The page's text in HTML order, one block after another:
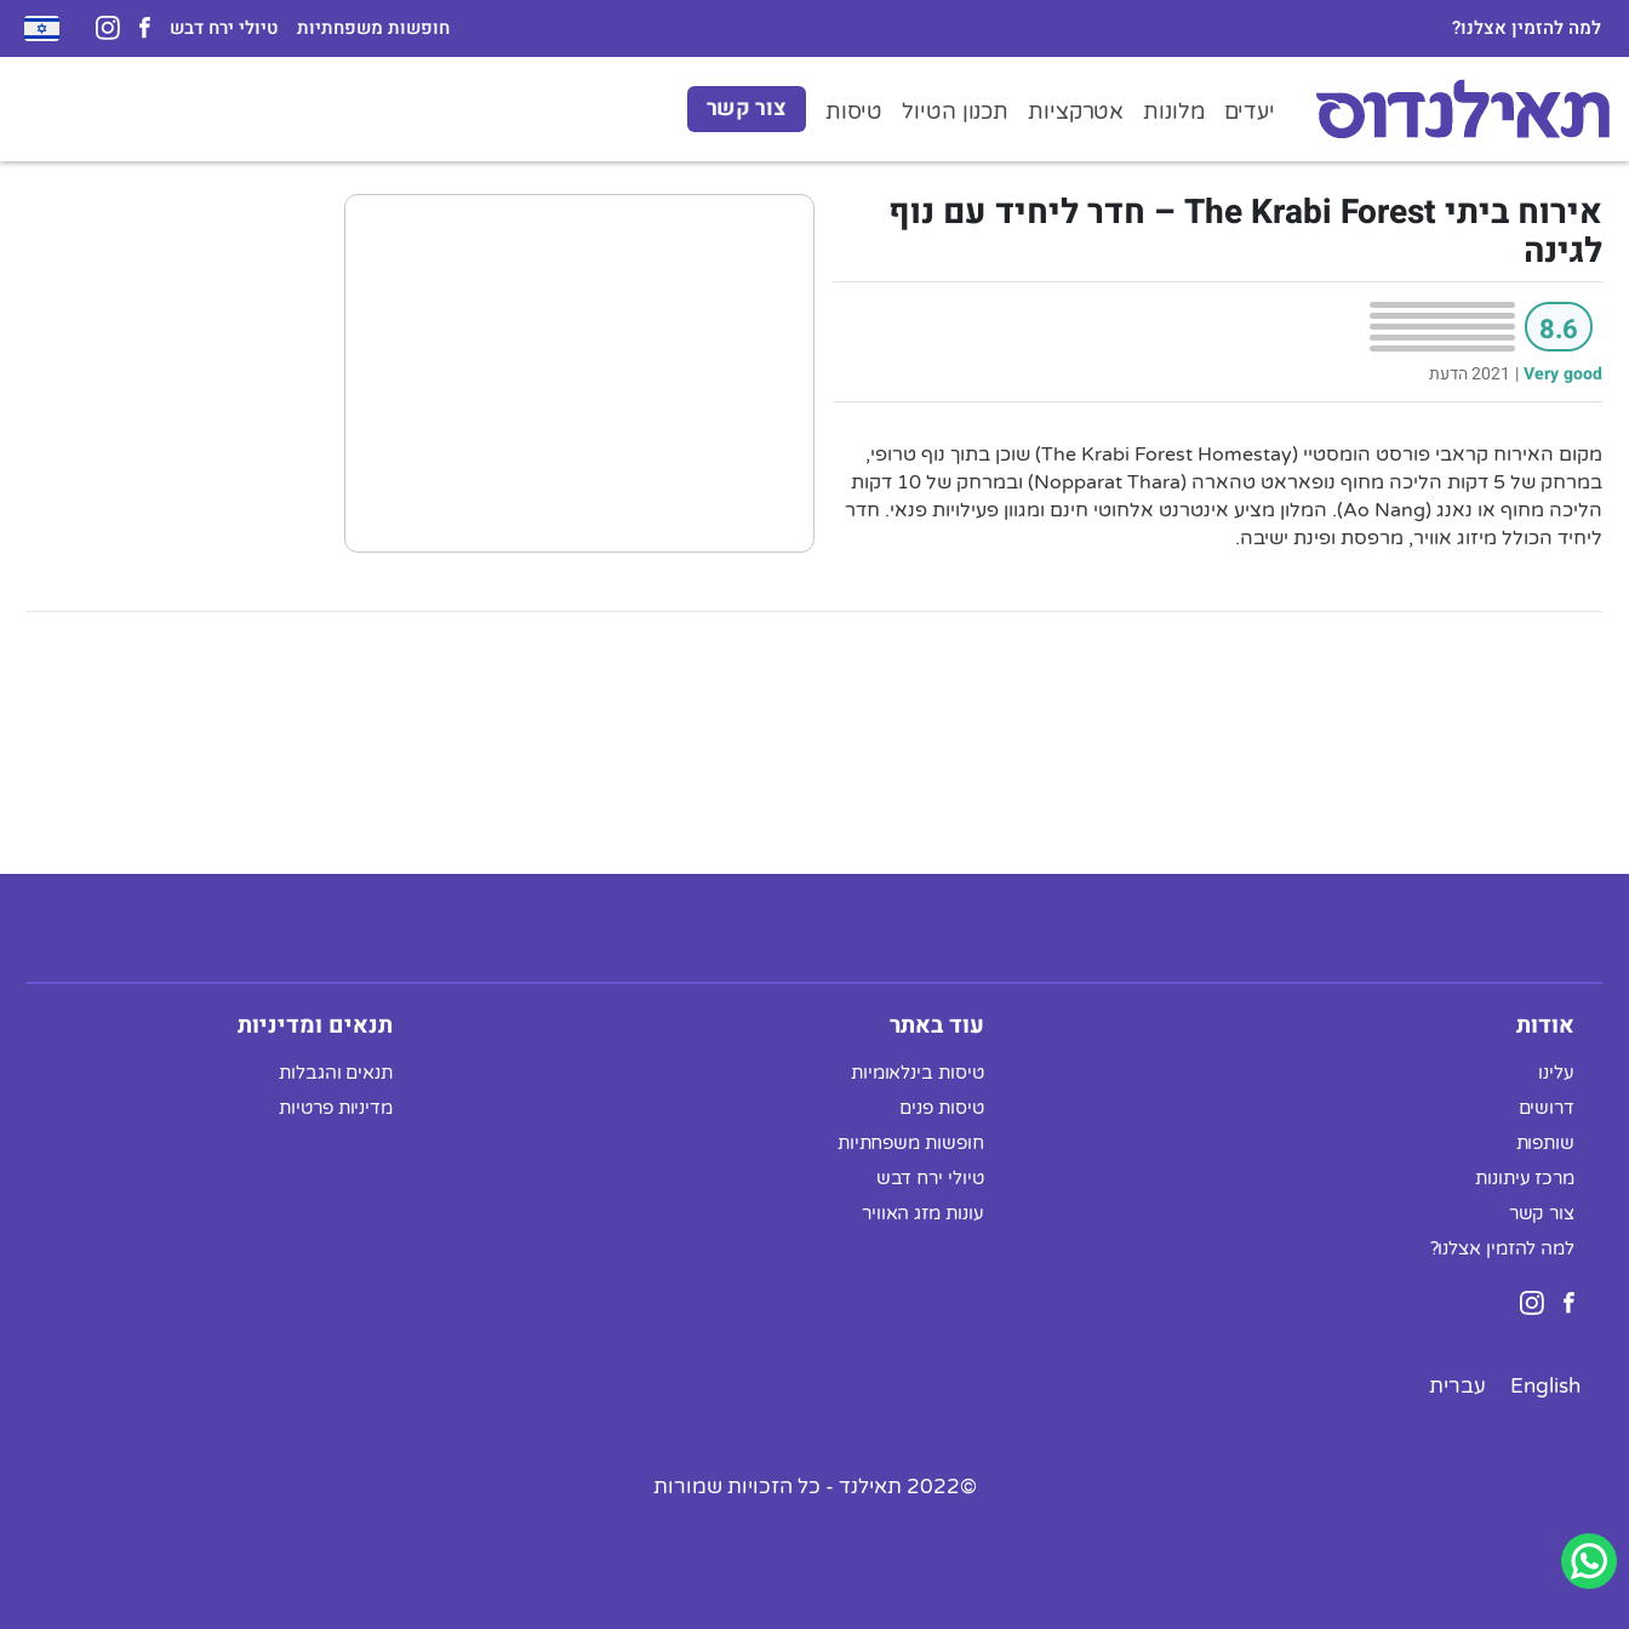
למה להזמין אצלנו? חופשות משפחתיות טיולי ירח דבש
יעדים מלונות אטרקציות תכנון הטיול טיסות צור קשר
אירוח ביתי The Krabi Forest – חדר ליחיד עם נוף
לגינה
8.6
Very good
| 2021 הדעת
מקום האירוח קראבי פורסט הומסטיי (The Krabi Forest Homestay) שוכן בתוך נוף טרופי,
במרחק של 5 דקות הליכה מחוף נופאראט טהארה (Nopparat Thara) ובמרחק של 10 דקות
הליכה מחוף או נאנג (Ao Nang). המלון מציע אינטרנט אלחוטי חינם ומגוון פעילויות פנאי. חדר
ליחיד הכולל מיזוג אוויר, מרפסת ופינת ישיבה.
אודות
עלינו
דרושים
שותפות
מרכז עיתונות
צור קשר
למה להזמין אצלנו?
עוד באתר
טיסות בינלאומיות
טיסות פנים
חופשות משפחתיות
טיולי ירח דבש
עונות מזג האוויר
תנאים ומדיניות
תנאים והגבלות
מדיניות פרטיות
English עברית
©2022 תאילנד - כל הזכויות שמורות